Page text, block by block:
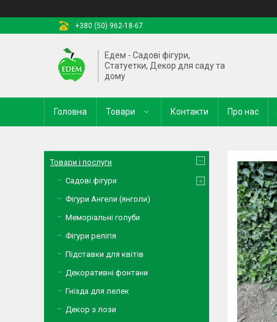
+380 (50) 962-18-67
Едем - Садові фігури,
Статуетки, Декор для саду та
дому
Головна Товари Контакти Про нас
Товари і послуги
Садові фігури
Фігури Ангели (янголи)
Меморіальні голуби
Фігури релігія
Підставки для квітів
Декоративні фонтани
Гнізда для лелек
Декор з лози